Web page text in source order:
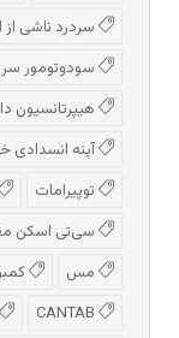
سردرد ناشی
سودوتومور
هیپرتانسیون
آپنه انسدادی
توپیرامات
سی‌تی اسکن
مس